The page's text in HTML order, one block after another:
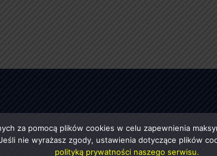
za pomocą plików cookies w celu zapewnienia
nie wyrażasz zgody, ustawienia dotyczące plików
polityką prywatności naszego serwisu.